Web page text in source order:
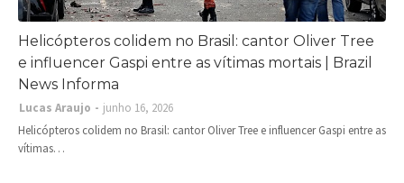
Helicópteros colidem no Brasil: cantor Oliver Tree
e influencer Gaspi entre as vítimas mortais | Brazil
News Informa
Lucas Araujo
junho 16, 2026
Helicópteros colidem no Brasil: cantor Oliver Tree e influencer Gaspi entre as
vítimas…